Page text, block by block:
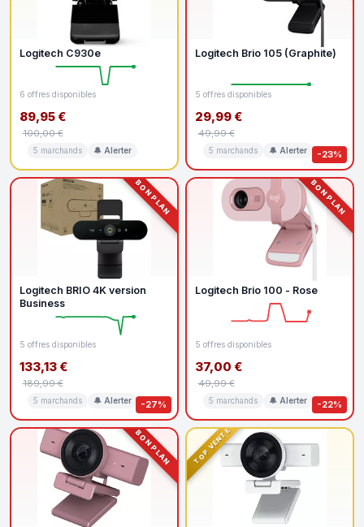
Logitech C930e
6 offres disponibles
89,95 €
100,00 €
5 marchands 🔔 Alerter -23%
Logitech Brio 105 (Graphite)
5 offres disponibles
29,99 €
49,99 €
5 marchands 🔔 Alerter
BON PLAN
-27%
Logitech BRIO 4K version
Business
5 offres disponibles
133,13 €
189,99 €
5 marchands 🔔 Alerter
BON PLAN
-22%
Logitech Brio 100 - Rose
5 offres disponibles
37,00 €
49,99 €
5 marchands 🔔 Alerter
BON PLAN TOP VENTE